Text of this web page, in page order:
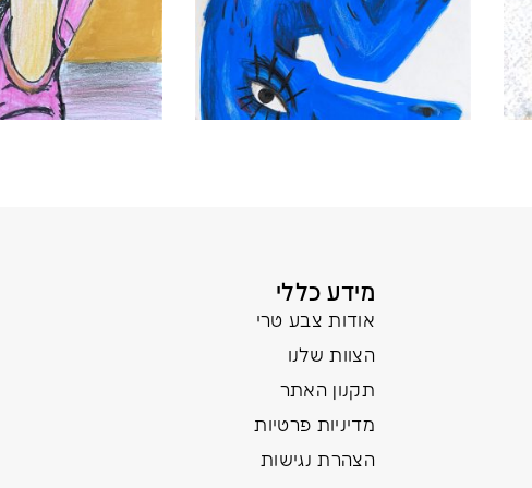
מידע כללי
אודות צבע טרי
הצוות שלנו
תקנון האתר
מדיניות פרטיות
הצהרת נגישות